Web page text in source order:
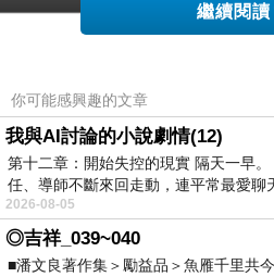
後來我爸問我
讓我陪他去
繼續閱讀
你可能感興趣的文章
我與AI討論的小說劇情(12)
第十二章：開始失控的現實 隔天一早
任、導師不斷來回走動，連平常最愛聊
2026-08-05
◎吉祥_039~040
■潘文良著作集＞勵益品＞魚雁千里共